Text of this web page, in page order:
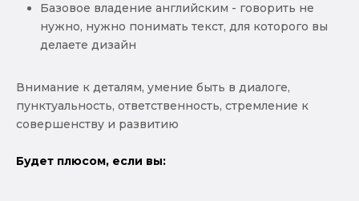
Базовое владение английским - говорить не
нужно, нужно понимать текст, для которого вы
делаете дизайн
Внимание к деталям, умение быть в диалоге,
пунктуальность, ответственность, стремление к
совершенству и развитию
Будет плюсом, если вы: